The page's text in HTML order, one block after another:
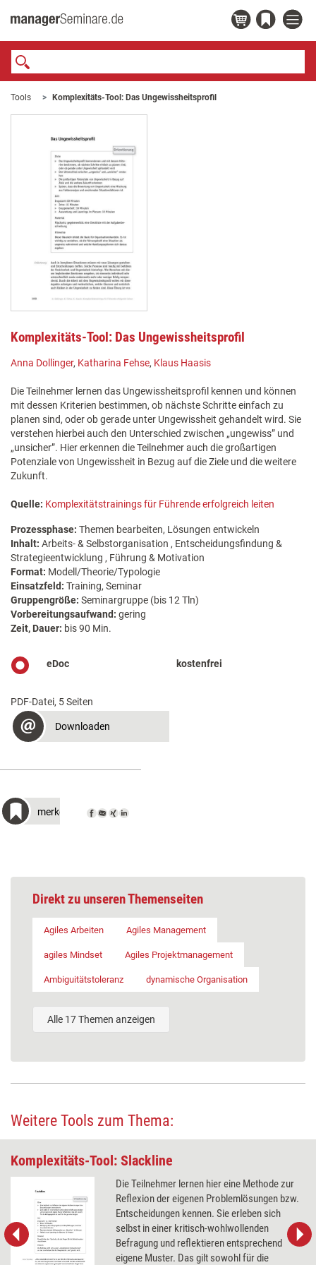
Tools Komplexitäts-Tool: Das Ungewissheitsprofil
Komplexitäts-Tool: Das Ungewissheitsprofil
Anna Dollinger, Katharina Fehse, Klaus Haasis
Die Teilnehmer lernen das Ungewissheitsprofil kennen und können
mit dessen Kriterien bestimmen, ob nächste Schritte einfach zu
planen sind, oder ob gerade unter Ungewissheit gehandelt wird. Sie
verstehen hierbei auch den Unterschied zwischen „ungewiss” und
„unsicher”. Hier erkennen die Teilnehmer auch die großartigen
Potenziale von Ungewissheit in Bezug auf die Ziele und die weitere
Zukunft.
Quelle: Komplexitätstrainings für Führende erfolgreich leiten
Prozessphase: Themen bearbeiten, Lösungen entwickeln
Inhalt: Arbeits- & Selbstorganisation , Entscheidungsfindung &
Strategieentwicklung , Führung & Motivation
Format: Modell/Theorie/Typologie
Einsatzfeld: Training, Seminar
Gruppengröße: Seminargruppe (bis 12 Tln)
Vorbereitungsaufwand: gering
Zeit, Dauer: bis 90 Min.
eDoc kostenfrei
PDF-Datei, 5 Seiten
Downloaden
merken
Direkt zu unseren Themenseiten
Agiles Arbeiten Agiles Management
agiles Mindset Agiles Projektmanagement
Ambiguitätstoleranz dynamische Organisation
Alle 17 Themen anzeigen
Weitere Tools zum Thema:
Komplexitäts-Tool: Slackline
Die Teilnehmer lernen hier eine Methode zur
Reflexion der eigenen Problemlösungen bzw.
Entscheidungen kennen. Sie erleben sich
selbst in einer kritisch-wohlwollenden
Befragung und reflektieren entsprechend
eigene Muster. Das gilt sowohl für die